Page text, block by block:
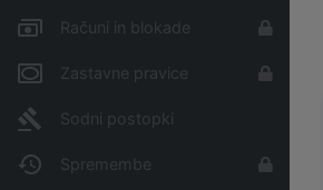
Računi in blokade
Zastavne pravice
Sodni postopki
Spremembe